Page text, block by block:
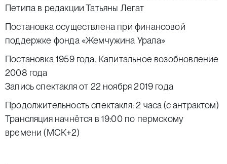
Петипа в редакции Татьяны Легат
Постановка осуществлена при финансовой
поддержке фонда «Жемчужина Урала»
Постановка 1959 года. Капитальное возобновление
2008 года
Запись спектакля от 22 ноября 2019 года
Продолжительность спектакля: 2 часа (с антрактом)
Трансляция начнётся в 19:00 по пермскому
времени (МСК+2)